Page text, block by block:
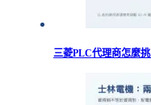
三菱PLC代理商怎麼